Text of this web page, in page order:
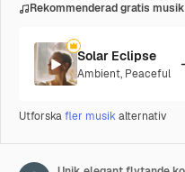
Rekommenderad gratis musik
Solar Eclipse
Ambient, Peaceful
Utforskafler musikalternativ